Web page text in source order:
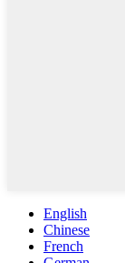
English
Chinese
French